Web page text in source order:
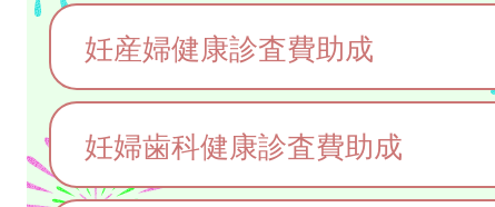
妊産婦健康診査費助成
妊婦歯科健康診査費助成